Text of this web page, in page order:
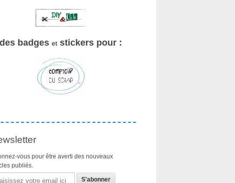
des badges et stickers pour :
vous pour être averti des nouveaux
publiés.